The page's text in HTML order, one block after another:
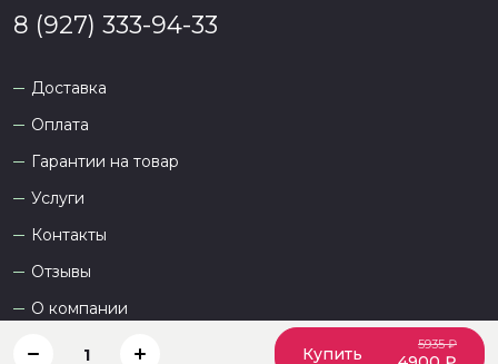
1 Купить 5935 ₽
8 (927) 333-94-33
Доставка
Оплата
Гарантии на товар
Услуги
Контакты
Отзывы
О компании